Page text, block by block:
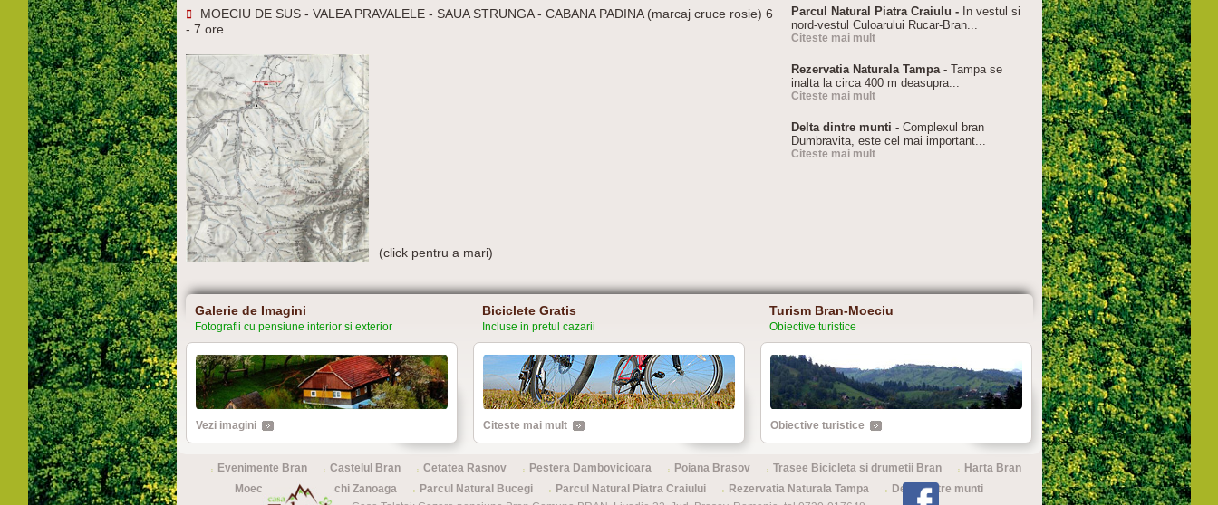
MOECIU DE SUS - VALEA PRAVALELE - SAUA STRUNGA - CABANA PADINA (marcaj cruce rosie) 6
- 7 ore
(click pentru a mari)
Parcul Natural Piatra Craiulu - In vestul si
nord-vestul Culoarului Rucar-Bran...
Citeste mai mult
Rezervatia Naturala Tampa - Tampa se
inalta la circa 400 m deasupra...
Citeste mai mult
Delta dintre munti - Complexul bran
Dumbravita, este cel mai important...
Citeste mai mult
Galerie de Imagini
Fotografii cu pensiune interior si exterior
Vezi imagini
Biciclete Gratis
Incluse in pretul cazarii
Citeste mai mult
Turism Bran-Moeciu
Obiective turistice
Obiective turistice
Evenimente Bran Castelul Bran Cetatea Rasnov Pestera Dambovicioara Poiana Brasov Trasee Bicicleta si drumetii Bran
Harta Bran
Moeciu
Partie schi Zanoaga Parcul Natural Bucegi Parcul Natural Piatra Craiului Rezervatia Naturala Tampa
Delta dintre munti